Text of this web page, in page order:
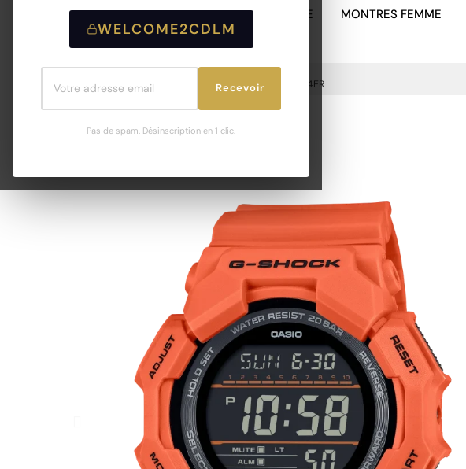
WELCOME2CDLM
Recevoir
Pas de spam. Désinscription en 1 clic.
MONTRES HOMME MONTRES FEMME
Accueil Montre Casio - G-Shock - GD-010-4ER